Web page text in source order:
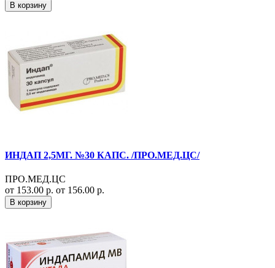
В корзину
ИНДАП 2,5МГ. №30 КАПС. /ПРО.МЕД.ЦС/
ПРО.МЕД.ЦС
от 153.00 р. от 156.00 р.
В корзину